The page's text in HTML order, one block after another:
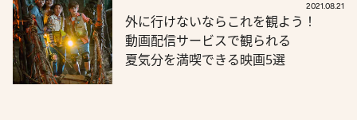
2021.08.21
外に行けないならこれを観よう！
動画配信サービスで観られる
夏気分を満喫できる映画5選